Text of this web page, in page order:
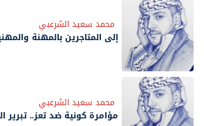
محمد سعيد الشرعبي
إلى المتاجرين بالمهنة
محمد سعيد الشرعبي
مؤامرة كونية ضد تعز..